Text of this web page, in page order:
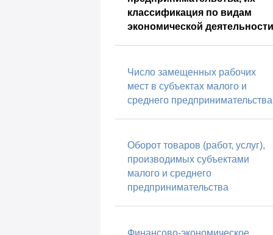
классификация по видам
экономической
Число замещенных рабочих
мест в субъектах малого и
среднего предпринимательства
Оборот товаров (работ, услуг),
производимых субъектами
малого и среднего
предпринимательства
Финансово-экономическое